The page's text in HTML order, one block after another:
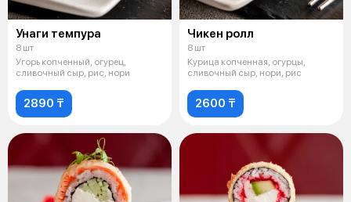
Унаги темпура
8 шт
Угорь копченный, огурец,
сливочный сыр, рис, нори
2890 ₸
Чикен ролл
8 шт
Курица копченная, огурцы,
сливочный сыр, нори, рис
2600 ₸